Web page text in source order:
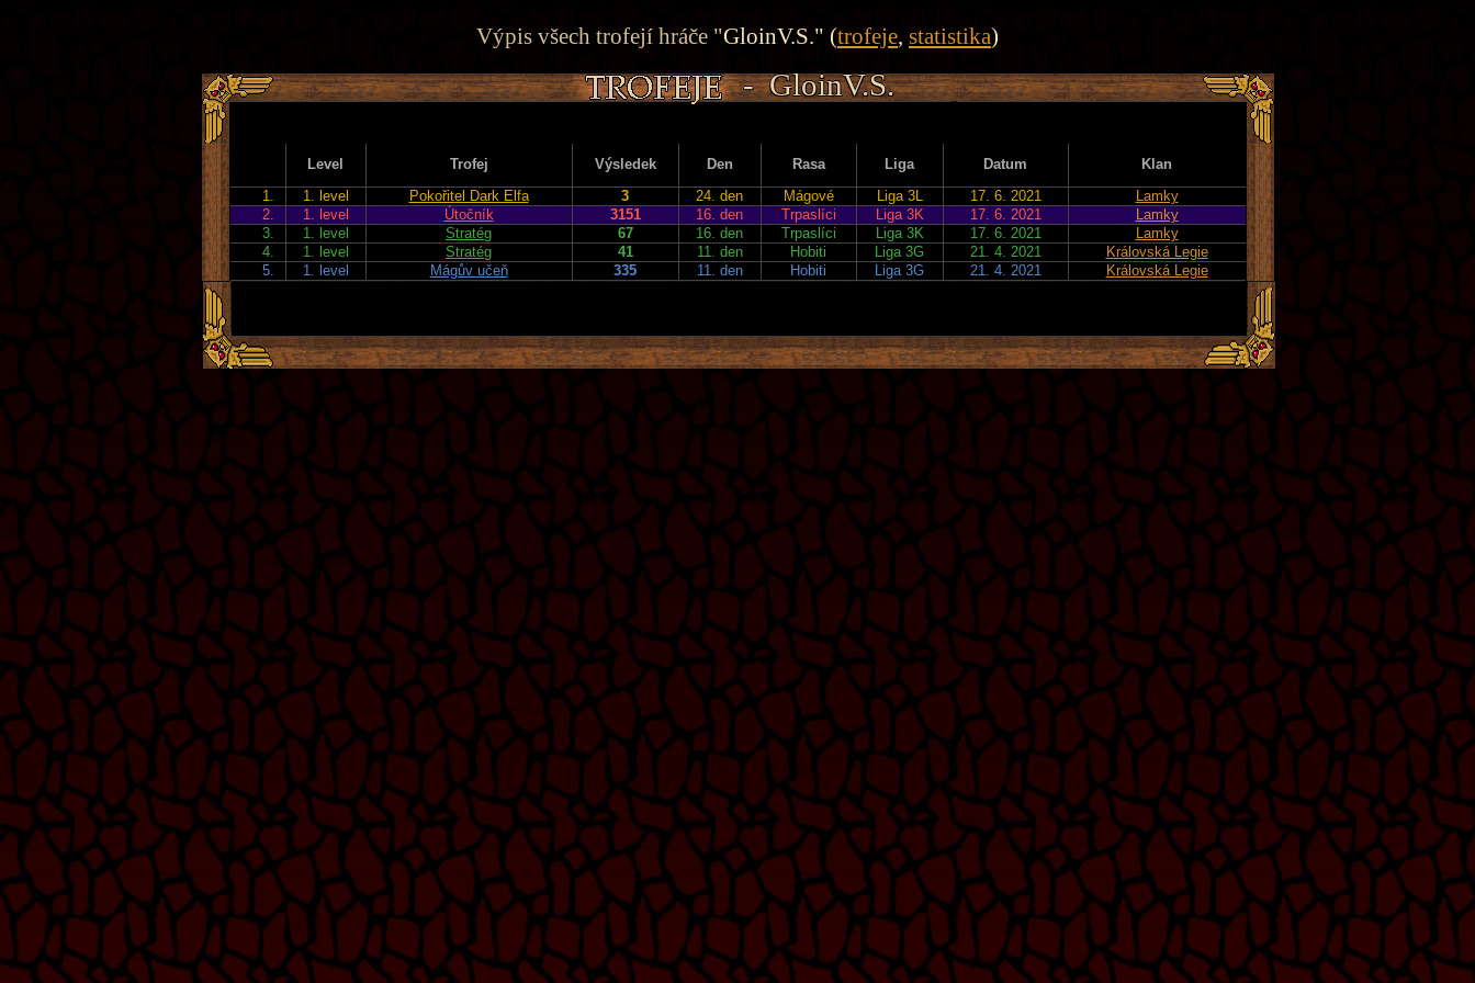
Výpis všech trofejí hráče "GloinV.S." (trofeje, statistika)
- GloinV.S.
- GloinV.S.
- GloinV.S.
- GloinV.S.
- GloinV.S.
Level Trofej Výsledek Den Rasa Liga Datum
Klan
1.
1. level Pokořitel Dark Elfa 3 24. den Mágové Liga 3L 17. 6. 2021
Lamky
2.
1. level Útočník 3151 16. den Trpaslíci Liga 3K 17. 6. 2021
Lamky
3.
1. level Stratég 67 16. den Trpaslíci Liga 3K 17. 6. 2021
Lamky
4.
1. level Stratég 41 11. den Hobiti Liga 3G 21. 4. 2021
Královská Legie
5.
1. level Mágův učeň 335 11. den Hobiti Liga 3G 21. 4. 2021 Královská Legie